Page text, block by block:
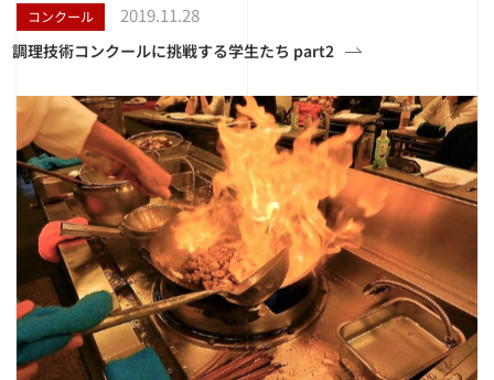
コンクール 2019.11.28
調理技術コンクールに挑戦する学生たち part2